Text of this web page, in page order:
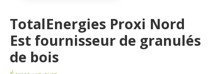
TotalEnergies Proxi Nord
Est fournisseur de granulés
de bois